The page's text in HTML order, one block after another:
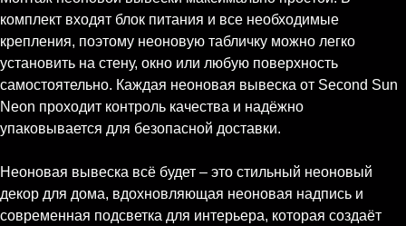
комплект входят блок питания и все необходимые
крепления, поэтому неоновую табличку можно легко
установить на стену, окно или любую поверхность
самостоятельно. Каждая неоновая вывеска от Second Sun
Neon проходит контроль качества и надёжно
упаковывается для безопасной доставки.
Неоновая вывеска всё будет – это стильный неоновый
декор для дома, вдохновляющая неоновая надпись и
современная подсветка для интерьера, которая создаёт